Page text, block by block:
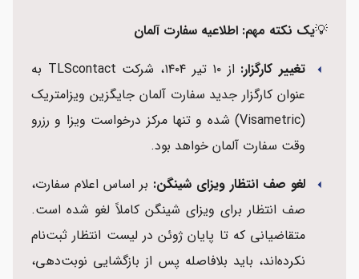
💡یک نکته مهم: اطلاعیه سفارت آلمان
arrow_left تغییر کارگزار:
از ۱۰ تیر ۱۴۰۴، شرکت TLScontact به
عنوان کارگزار جدید سفارت آلمان جایگزین ویزامتریک
(Visametric) شده و تنها مرکز درخواست ویزا و رزرو
وقت سفارت آلمان خواهد بود.
arrow_left لغو صف انتظار ویزای شینگن: بر اساس اعلام سفارت،
صف انتظار برای ویزای شینگن کاملاً لغو شده است.
متقاضیانی که تا پایان ژوئن در لیست انتظار ثبت‌نام
نکرده‌اند، باید بلافاصله پس از بازگشایی نوبت‌دهی،